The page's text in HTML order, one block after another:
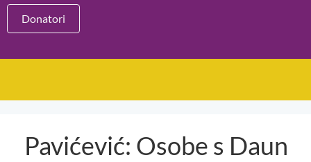
Donatori
Pavićević: Osobe s Daun